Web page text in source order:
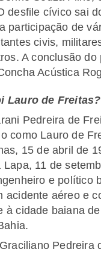
desfile cívico sai
participação de
civis,
A conclusão do
Acústica
Lauro de Freitas?
Pedreira de
como Lauro de
15 de abril de
Lapa, 11 de
e político
acidente aéreo e
à cidade baiana
Pedreira